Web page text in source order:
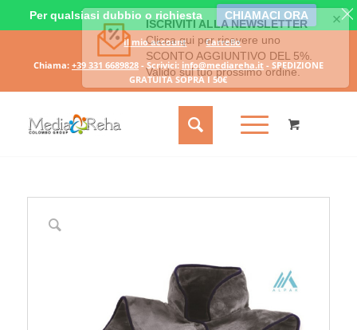
Il mio account
Carrello
Chiama: +39 331 6689828- Scrivici: info@mediareha.it- SPEDIZIONE
GRATUITA SOPRA I 50€
Per qualsiasi dubbio o richiesta CHIAMACI ORA